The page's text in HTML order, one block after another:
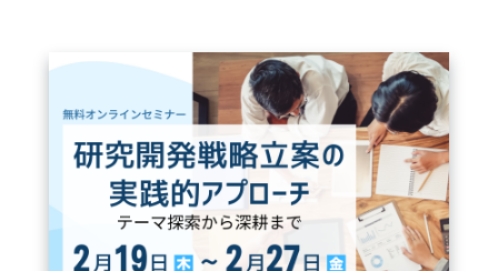
イベントお知らせメール登録